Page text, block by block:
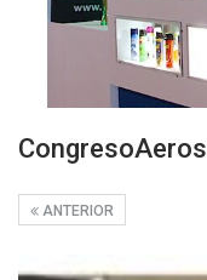
ANTERIOR